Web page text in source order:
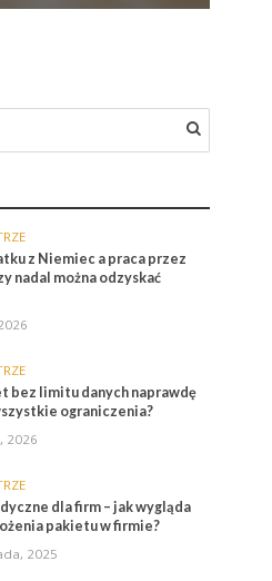
z Niemiec a praca przez
nadal można odzyskać
bez limitu danych naprawdę
ograniczenia?
2026
dla firm – jak wygląda
pakietu w firmie?
2025